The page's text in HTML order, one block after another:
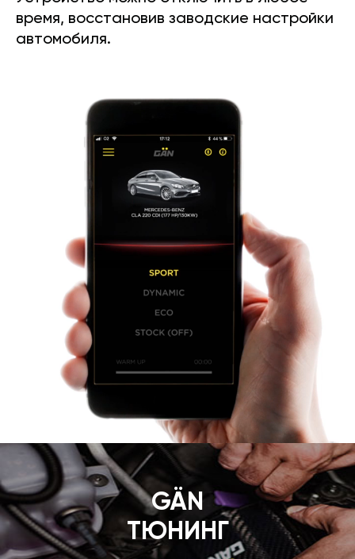
время, восстановив заводские настройки
автомобиля.
GÄN
ТЮНИНГ